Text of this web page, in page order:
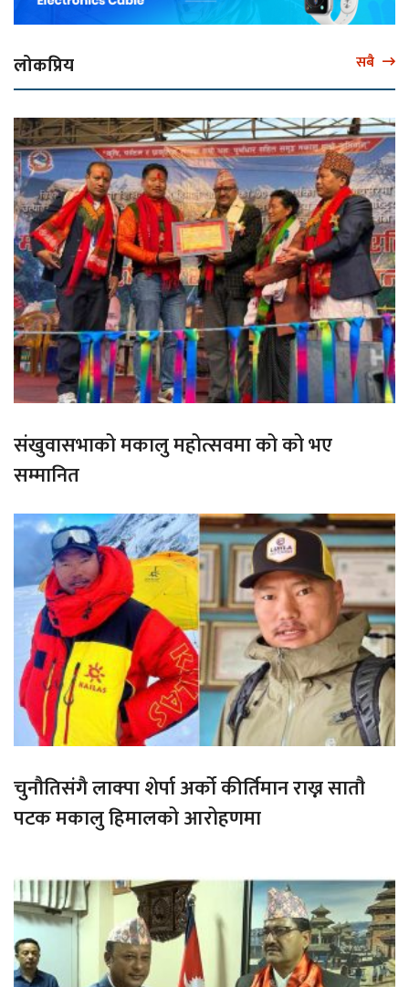
लोकप्रिय सबै
संखुवासभाको मकालु महोत्सवमा को को भए
सम्मानित
चुनौतिसंगै लाक्पा शेर्पा अर्को कीर्तिमान राख्न सातौ
पटक मकालु हिमालको आरोहणमा